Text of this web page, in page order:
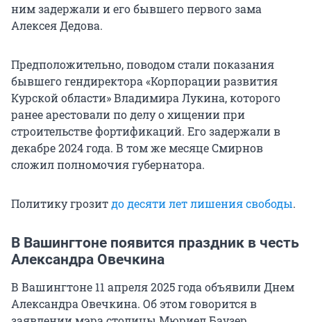
ним задержали и его бывшего первого зама
Алексея Дедова.
Предположительно, поводом стали показания
бывшего гендиректора «Корпорации развития
Курской области» Владимира Лукина, которого
ранее арестовали по делу о хищении при
строительстве фортификаций. Его задержали в
декабре 2024 года. В том же месяце Смирнов
сложил полномочия губернатора.
Политику грозитдо десяти лет лишения свободы.
В Вашингтоне появится праздник в честь
Александра Овечкина
В Вашингтоне 11 апреля 2025 года объявили Днем
Александра Овечкина. Об этом говорится в